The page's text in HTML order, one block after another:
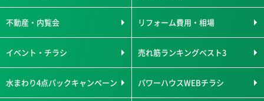
不動産・内覧会 リフォーム費用・相場
イベント・チラシ 売れ筋ランキングベスト3
水まわり4点パックキャンペーン パワーハウスWEBチラシ